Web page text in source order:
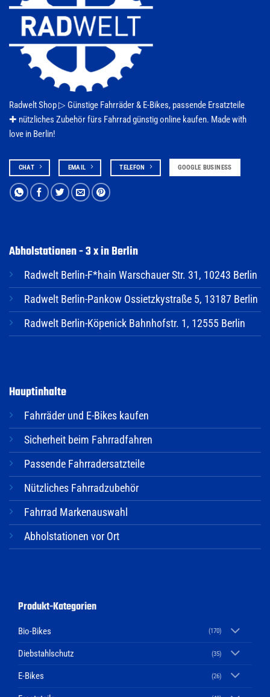
Radwelt Shop ▷ Günstige Fahrräder & E-Bikes, passende Ersatzteile
✚ nützliches Zubehör fürs Fahrrad günstig online kaufen. Made with
love in Berlin!
CHAT EMAIL TELEFON GOOGLE BUSINESS
Abholstationen - 3 x in Berlin
Radwelt Berlin-F*hain Warschauer Str. 31, 10243 Berlin
Radwelt Berlin-Pankow Ossietzkystraße 5, 13187 Berlin
Radwelt Berlin-Köpenick Bahnhofstr. 1, 12555 Berlin
Hauptinhalte
Fahrräder und E-Bikes kaufen
Sicherheit beim Fahrradfahren
Passende Fahrradersatzteile
Nützliches Fahrradzubehör
Fahrrad Markenauswahl
Abholstationen vor Ort
Produkt-Kategorien
Bio-Bikes (170)
Diebstahlschutz (35)
E-Bikes (26)